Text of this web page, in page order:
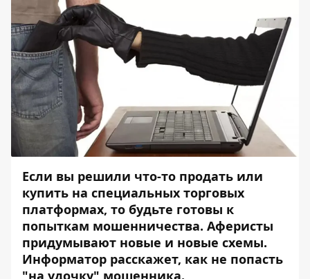
Если вы решили что-то продать или
купить на специальных торговых
платформах, то будьте готовы к
попыткам мошенничества. Аферисты
придумывают новые и новые схемы.
Информатор расскажет, как не попасть
"на удочку" мошенника.